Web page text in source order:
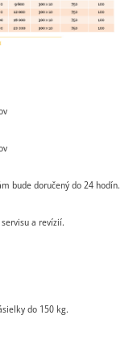
bude doručený do 24 hodín.
a revízií.
do 150 kg.